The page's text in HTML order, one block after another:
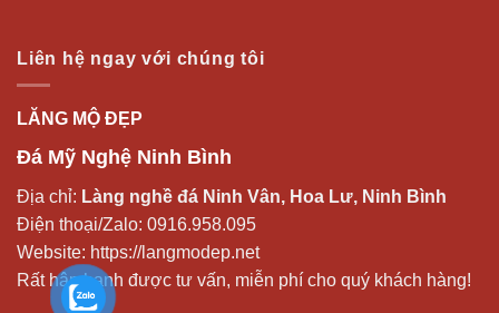
Liên hệ ngay với chúng tôi
LĂNG MỘ ĐẸP
Đá Mỹ Nghệ Ninh Bình
Địa chỉ: Làng nghề đá Ninh Vân, Hoa Lư, Ninh Bình
Điện thoại/Zalo: 0916.958.095
Website: https://langmodep.net
Rất hân hạnh được tư vấn, miễn phí cho quý khách hàng!